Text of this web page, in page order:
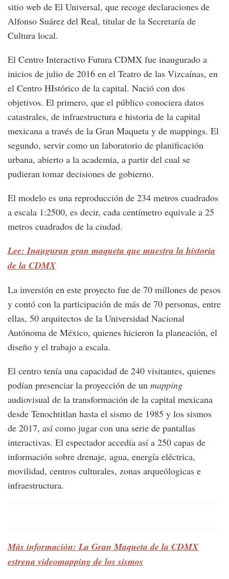
sitio web de El Universal, que recoge declaraciones de
Alfonso Suárez del Real, titular de la Secretaría de
Cultura local.
El Centro Interactivo Futura CDMX fue inaugurado a
inicios de julio de 2016 en el Teatro de las Vizcaínas, en
el Centro HIstórico de la capital. Nació con dos
objetivos. El primero, que el público conociera datos
catastrales, de infraestructura e historia de la capital
mexicana a través de la Gran Maqueta y de mappings. El
segundo, servir como un laboratorio de planificación
urbana, abierto a la academia, a partir del cual se
pudieran tomar decisiones de gobierno.
El modelo es una reproducción de 234 metros cuadrados
a escala 1:2500, es decir, cada centímetro equivale a 25
metros cuadrados de la ciudad.
Lee: Inauguran gran maqueta que muestra la historia
de la CDMX
La inversión en este proyecto fue de 70 millones de pesos
y contó con la participación de más de 70 personas, entre
ellas, 50 arquitectos de la Universidad Nacional
Autónoma de México, quienes hicieron la planeación, el
diseño y el trabajo a escala.
El centro tenía una capacidad de 240 visitantes, quienes
podían presenciar la proyección de un mapping
audiovisual de la transformación de la capital mexicana
desde Tenochtitlan hasta el sismo de 1985 y los sismos
de 2017, así como jugar con una serie de pantallas
interactivas. El espectador accedía así a 250 capas de
información sobre drenaje, agua, energía eléctrica,
movilidad, centros culturales, zonas arqueólogicas e
infraestructura.
Más información: La Gran Maqueta de la CDMX
estrena videomapping de los sismos